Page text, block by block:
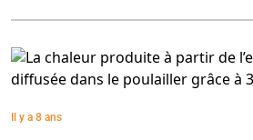
Il y a 8 ans